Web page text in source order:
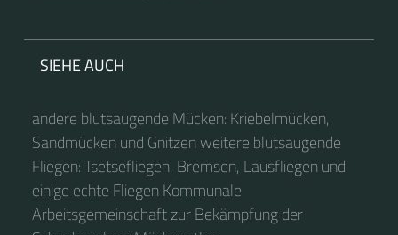
SIEHE AUCH
andere blutsaugende Mücken: Kriebelmücken,
Sandmücken und Gnitzen weitere blutsaugende
Fliegen: Tsetsefliegen, Bremsen, Lausfliegen und
einige echte Fliegen Kommunale
Arbeitsgemeinschaft zur Bekämpfung der